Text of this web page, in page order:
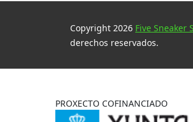
Copyright 2026 Five Sneaker
derechos reservados.
PROXECTO COFINANCIADO